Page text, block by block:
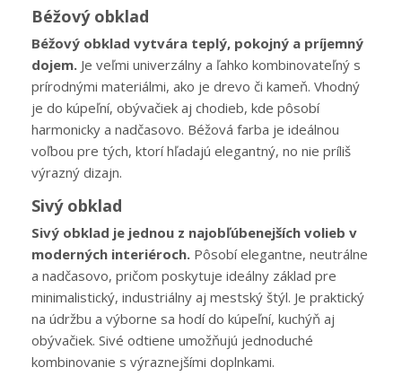
Béžový obklad
Béžový obklad vytvára teplý, pokojný a príjemný
dojem. Je veľmi univerzálny a ľahko kombinovateľný s
prírodnými materiálmi, ako je drevo či kameň. Vhodný
je do kúpeľní, obývačiek aj chodieb, kde pôsobí
harmonicky a nadčasovo. Béžová farba je ideálnou
voľbou pre tých, ktorí hľadajú elegantný, no nie príliš
výrazný dizajn.
Sivý obklad
Sivý obklad je jednou z najobľúbenejších volieb v
moderných interiéroch. Pôsobí elegantne, neutrálne
a nadčasovo, pričom poskytuje ideálny základ pre
minimalistický, industriálny aj mestský štýl. Je praktický
na údržbu a výborne sa hodí do kúpeľní, kuchýň aj
obývačiek. Sivé odtiene umožňujú jednoduché
kombinovanie s výraznejšími doplnkami.